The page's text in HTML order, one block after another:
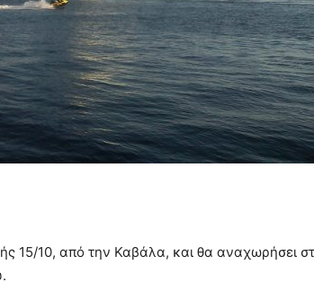
15/10, από την Καβάλα, και θα αναχωρήσει